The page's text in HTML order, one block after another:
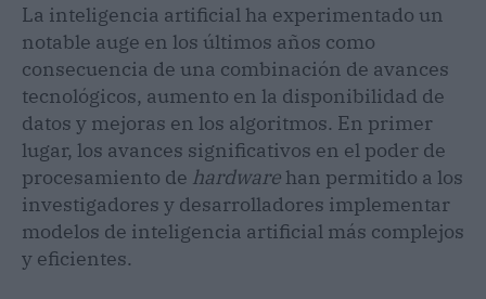
La inteligencia artificial ha experimentado un
notable auge en los últimos años como
consecuencia de una combinación de avances
tecnológicos, aumento en la disponibilidad de
datos y mejoras en los algoritmos. En primer
lugar, los avances significativos en el poder de
procesamiento de hardware han permitido a los
investigadores y desarrolladores implementar
modelos de inteligencia artificial más complejos
y eficientes.